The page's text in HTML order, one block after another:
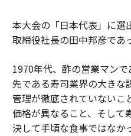
本大会の「日本代表」に選
取締役社長の田中邦彦であ
1970年代、酢の営業マン
先である寿司業界の大きな
管理が徹底されていないこ
価格が異なること、そして
決して手頃な食事ではな